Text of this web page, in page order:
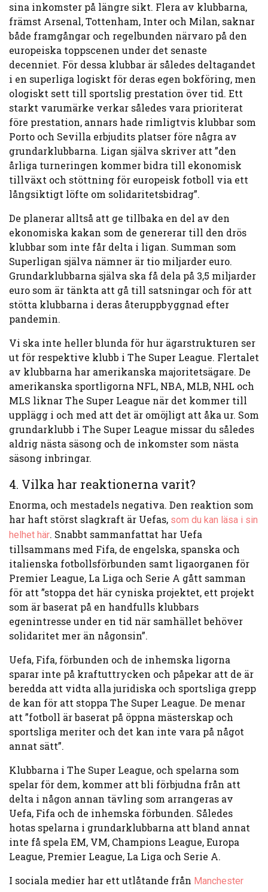
sina inkomster på längre sikt. Flera av klubbarna,
främst Arsenal, Tottenham, Inter och Milan, saknar
både framgångar och regelbunden närvaro på den
europeiska toppscenen under det senaste
decenniet. För dessa klubbar är således deltagandet
i en superliga logiskt för deras egen bokföring, men
ologiskt sett till sportslig prestation över tid. Ett
starkt varumärke verkar således vara prioriterat
före prestation, annars hade rimligtvis klubbar som
Porto och Sevilla erbjudits platser före några av
grundarklubbarna. Ligan själva skriver att ”den
årliga turneringen kommer bidra till ekonomisk
tillväxt och stöttning för europeisk fotboll via ett
långsiktigt löfte om solidaritetsbidrag”.
De planerar alltså att ge tillbaka en del av den
ekonomiska kakan som de genererar till den drös
klubbar som inte får delta i ligan. Summan som
Superligan själva nämner är tio miljarder euro.
Grundarklubbarna själva ska få dela på 3,5 miljarder
euro som är tänkta att gå till satsningar och för att
stötta klubbarna i deras återuppbyggnad efter
pandemin.
Vi ska inte heller blunda för hur ägarstrukturen ser
ut för respektive klubb i The Super League. Flertalet
av klubbarna har amerikanska majoritetsägare. De
amerikanska sportligorna NFL, NBA, MLB, NHL och
MLS liknar The Super League när det kommer till
upplägg i och med att det är omöjligt att åka ur. Som
grundarklubb i The Super League missar du således
aldrig nästa säsong och de inkomster som nästa
säsong inbringar.
4. Vilka har reaktionerna varit?
Enorma, och mestadels negativa. Den reaktion som
har haft störst slagkraft är Uefas, som du kan läsa i sin
helhet här. Snabbt sammanfattat har Uefa
tillsammans med Fifa, de engelska, spanska och
italienska fotbollsförbunden samt ligaorganen för
Premier League, La Liga och Serie A gått samman
för att ”stoppa det här cyniska projektet, ett projekt
som är baserat på en handfulls klubbars
egenintresse under en tid när samhället behöver
solidaritet mer än någonsin”.
Uefa, Fifa, förbunden och de inhemska ligorna
sparar inte på kraftuttrycken och påpekar att de är
beredda att vidta alla juridiska och sportsliga grepp
de kan för att stoppa The Super League. De menar
att ”fotboll är baserat på öppna mästerskap och
sportsliga meriter och det kan inte vara på något
annat sätt”.
Klubbarna i The Super League, och spelarna som
spelar för dem, kommer att bli förbjudna från att
delta i någon annan tävling som arrangeras av
Uefa, Fifa och de inhemska förbunden. Således
hotas spelarna i grundarklubbarna att bland annat
inte få spela EM, VM, Champions League, Europa
League, Premier League, La Liga och Serie A.
I sociala medier har ett utlåtande från Manchester